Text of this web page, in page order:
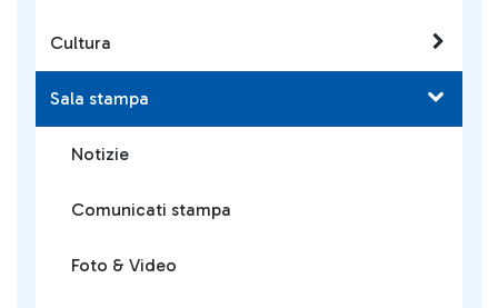
Cultura
Sala stampa
Notizie
Comunicati stampa
Foto & Video